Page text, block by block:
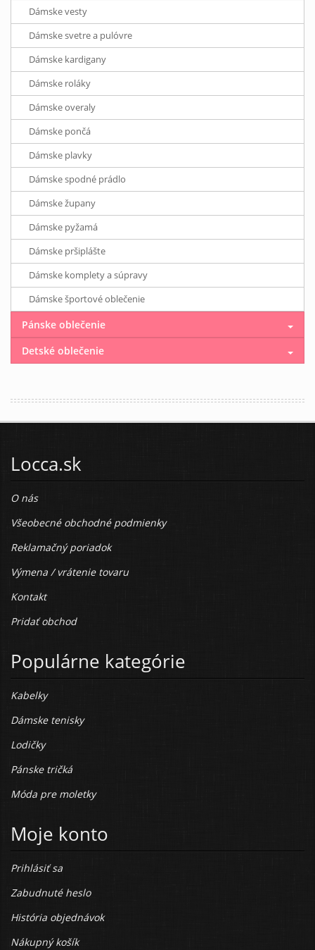
Dámske vesty
Dámske svetre a pulóvre
Dámske kardigany
Dámske roláky
Dámske overaly
Dámske pončá
Dámske plavky
Dámske spodné prádlo
Dámske župany
Dámske pyžamá
Dámske pršiplášte
Dámske komplety a súpravy
Dámske športové oblečenie
Pánske oblečenie
Detské oblečenie
Locca.sk
O nás
Všeobecné obchodné podmienky
Reklamačný poriadok
Výmena / vrátenie tovaru
Kontakt
Pridať obchod
Populárne kategórie
Kabelky
Dámske tenisky
Lodičky
Pánske tričká
Móda pre moletky
Moje konto
Prihlásiť sa
Zabudnuté heslo
História objednávok
Nákupný košík